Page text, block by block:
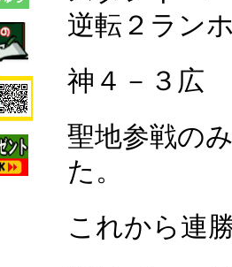
逆転２ラン
神４－３広
聖地参戦の
た。
これから連